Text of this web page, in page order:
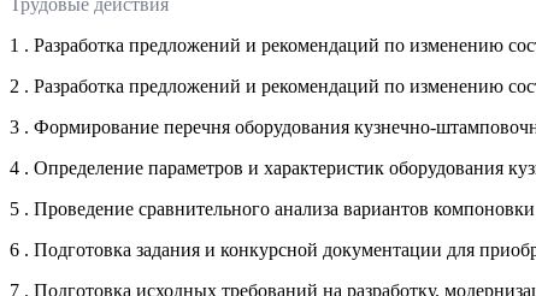
1 . Разработка предложений и рекомендаций по изменению
2 . Разработка предложений и рекомендаций по изменению
3 . Формирование перечня оборудования кузнечно-
4 . Определение параметров и характеристик оборудования
5 . Проведение сравнительного анализа вариантов
6 . Подготовка задания и конкурсной документации для
7 . Подготовка исходных требований на разработку,